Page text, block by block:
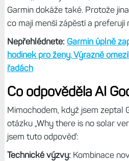
Garmin dokáže také. Protože
co mají menší zápěstí a preferují
Nepřehlédnete: Garmin úplně
hodinek pro ženy. Výrazně
řadách
Co odpověděla AI
Mimochodem, když jsem zeptal
otázku „Why there is no solar
jsem tuto odpověď:
Technické výzvy: Kombinace